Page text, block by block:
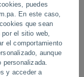
puedes
En este caso,
que sean
el sitio web,
el comportamiento
aunque
personalizada.
y acceder a